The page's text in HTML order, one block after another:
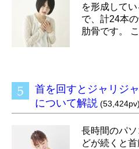
を形成して
で、計24本
肋骨です。
首を回すとジャリジ
について解説 (53,424pv)
長時間のパ
どが続くと